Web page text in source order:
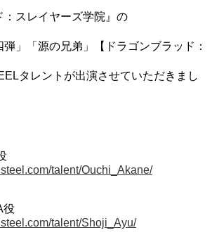
：スレイヤーズ学院』の
弾」「源の兄弟」【ドラゴンブラッド：
タレントが出演させていただきまし
talent/Ouchi_Akane/
役
talent/Shoji_Ayu/